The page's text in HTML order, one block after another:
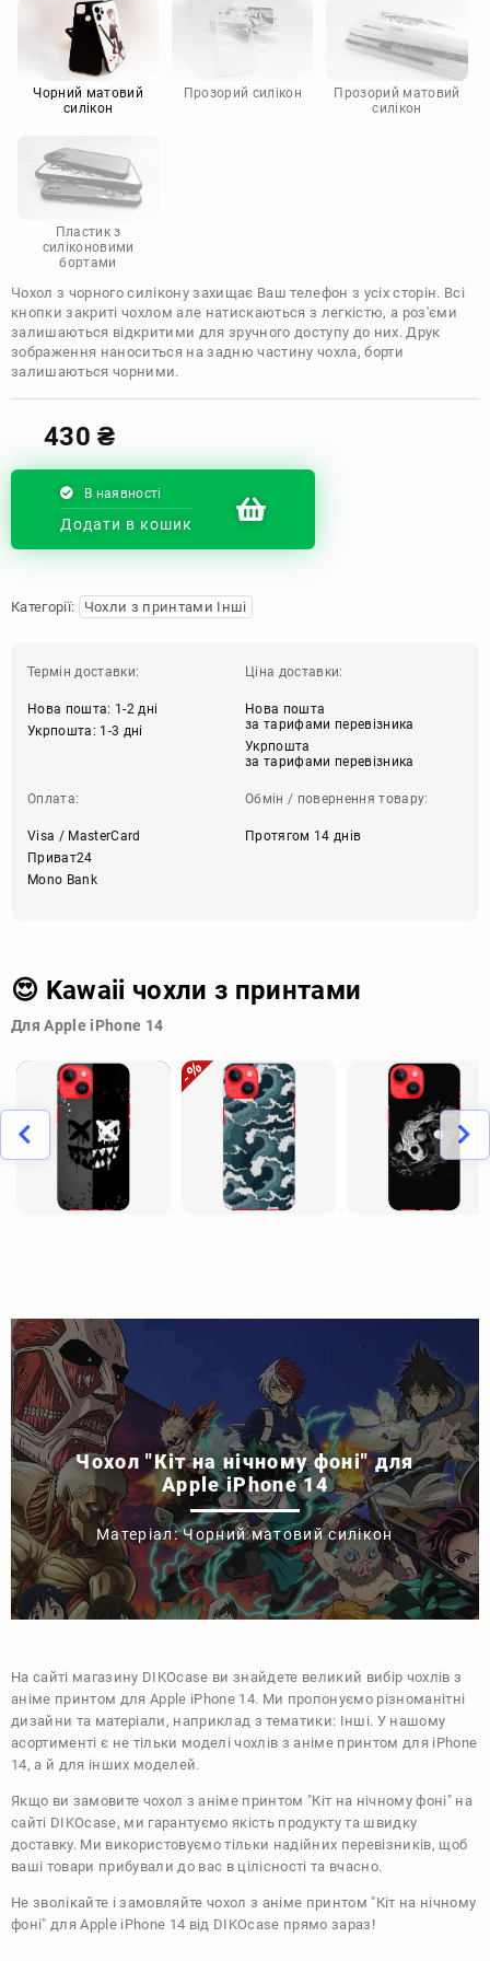
Motorola
Чорний матовий
силікон
Прозорий силікон
Прозорий матовий
силікон
Пластик з
силіконовими
бортами
Чохол з чорного силікону захищає Ваш телефон з усіх сторін. Всі
кнопки закриті чохлом але натискаються з легкістю, а роз'єми
залишаються відкритими для зручного доступу до них. Друк
зображення наноситься на задню частину чохла, борти
залишаються чорними.
430₴
В наявності
Додати в кошик
Категорії: Чохли з принтами Інші
Термін доставки:
Нова пошта: 1-2 дні
Укрпошта: 1-3 дні
Ціна доставки:
Нова пошта
за тарифами перевізника
Укрпошта
за тарифами перевізника
Оплата:
Visa / MasterCard
Приват24
Mono Bank
Обмін / повернення товару:
Протягом 14 днів
😍 Kawaii чохли з принтами
Для Apple iPhone 14
Чохол "Кіт на нічному фоні" для
Apple iPhone 14
Матеріал: Чорний матовий силікон
На сайті магазину DIKOcase ви знайдете великий вибір чохлів з
аніме принтом для Apple iPhone 14. Ми пропонуємо різноманітні
дизайни та матеріали, наприклад з тематики: Інші. У нашому
асортименті є не тільки моделі чохлів з аніме принтом для iPhone
14, а й для інших моделей.
Якщо ви замовите чохол з аніме принтом "Кіт на нічному фоні" на
сайті DIKOcase, ми гарантуємо якість продукту та швидку
доставку. Ми використовуємо тільки надійних перевізників, щоб
ваші товари прибували до вас в цілісності та вчасно.
Не зволікайте і замовляйте чохол з аніме принтом "Кіт на нічному
фоні" для Apple iPhone 14 від DIKOcase прямо зараз!